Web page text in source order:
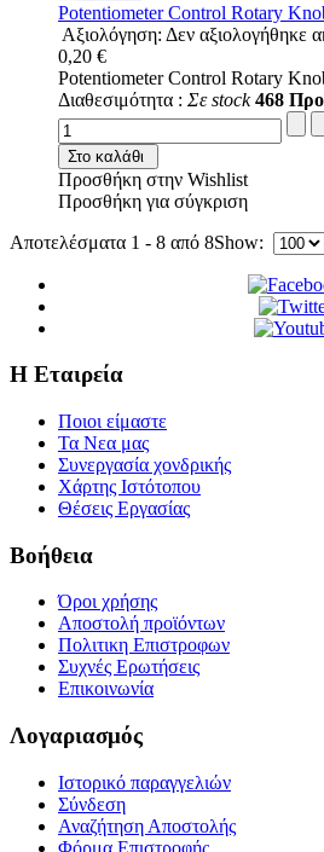
Potentiometer Control Rotary
Αξιολόγηση: Δεν αξιολογήθηκε
0,20 €
Potentiometer Control Rotary
Διαθεσιμότητα : Σε stock 468
Στο καλάθι
Προσθήκη στην Wishlist
Προσθήκη για σύγκριση
Αποτελέσματα 1 - 8 από 8Show:
Η Εταιρεία
Ποιοι είμαστε
Τα Νεα μας
Συνεργασία χονδρικής
Χάρτης Ιστότοπου
Θέσεις Εργασίας
Βοήθεια
Όροι χρήσης
Αποστολή προϊόντων
Πολιτικη Επιστροφων
Συχνές Ερωτήσεις
Επικοινωνία
Λογαριασμός
Ιστορικό παραγγελιών
Σύνδεση
Αναζήτηση Αποστολής
Φόρμα Επιστροφής